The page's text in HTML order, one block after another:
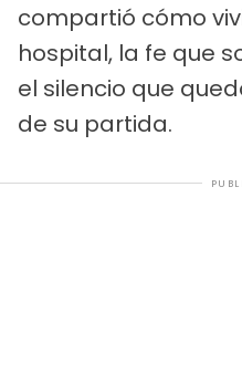
compartió cómo
hospital, la fe que
el silencio que
de su partida.